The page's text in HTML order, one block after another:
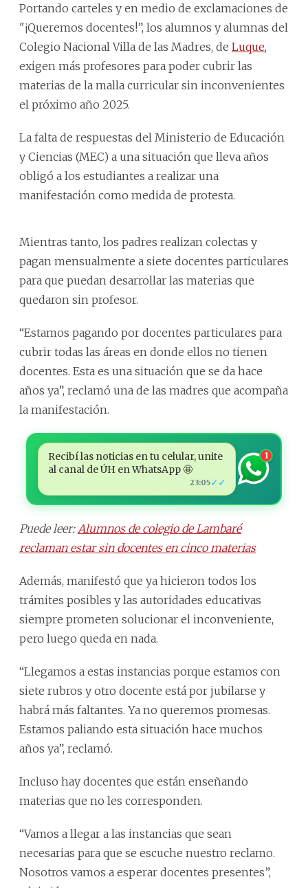
Portando carteles y en medio de exclamaciones de
"¡Queremos docentes!”, los alumnos y alumnas del
Colegio Nacional Villa de las Madres, de Luque,
exigen más profesores para poder cubrir las
materias de la malla curricular sin inconvenientes
el próximo año 2025.
La falta de respuestas del Ministerio de Educación
y Ciencias (MEC) a una situación que lleva años
obligó a los estudiantes a realizar una
manifestación como medida de protesta.
Mientras tanto, los padres realizan colectas y
pagan mensualmente a siete docentes particulares
para que puedan desarrollar las materias que
quedaron sin profesor.
“Estamos pagando por docentes particulares para
cubrir todas las áreas en donde ellos no tienen
docentes. Esta es una situación que se da hace
años ya”, reclamó una de las madres que acompaña
la manifestación.
Recibí las noticias en tu celular, unite
al canal de ÚH en WhatsApp 🤩
23:05✓✓
1
Puede leer: Alumnos de colegio de Lambaré
reclaman estar sin docentes en cinco materias
Además, manifestó que ya hicieron todos los
trámites posibles y las autoridades educativas
siempre prometen solucionar el inconveniente,
pero luego queda en nada.
“Llegamos a estas instancias porque estamos con
siete rubros y otro docente está por jubilarse y
habrá más faltantes. Ya no queremos promesas.
Estamos paliando esta situación hace muchos
años ya”, reclamó.
Incluso hay docentes que están enseñando
materias que no les corresponden.
“Vamos a llegar a las instancias que sean
necesarias para que se escuche nuestro reclamo.
Nosotros vamos a esperar docentes presentes”,